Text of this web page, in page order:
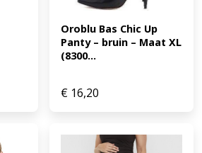
Oroblu Bas Chic Up
Panty – bruin – Maat XL
(8300...
€ 16,20